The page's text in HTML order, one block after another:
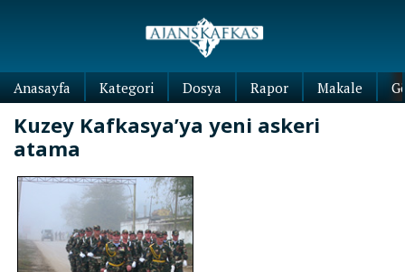
Anasayfa Kategori Dosya Rapor Makale
Kuzey Kafkasya’ya yeni askeri
atama